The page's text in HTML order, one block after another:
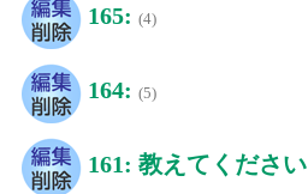
165: (4)
164: (5)
161: 教えてください